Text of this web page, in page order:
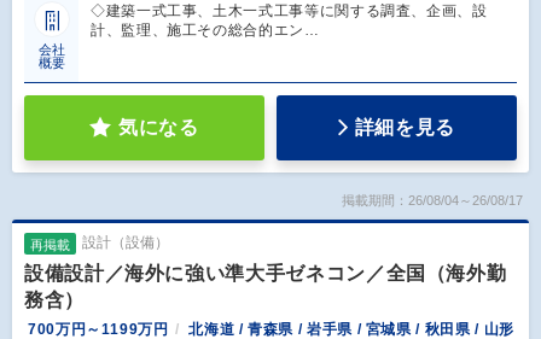
会社
概要
◇建築一式工事、土木一式工事等に関する調査、企画、設
計、監理、施工その総合的エン…
気になる 詳細を見る
掲載期間：26/08/04～26/08/17
再掲載 設計（設備）
設備設計／海外に強い準大手ゼネコン／全国（海外勤
務含）
700万円～1199万円
北海道 / 青森県 / 岩手県 / 宮城県 / 秋田県 / 山形